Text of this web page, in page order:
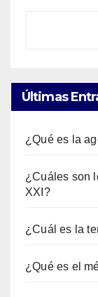
Últimas
¿Qué es la
¿Cuáles son
XXI?
¿Cuál es la
¿Qué es el